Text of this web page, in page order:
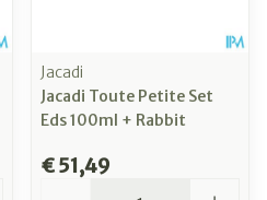
Jacadi
Jacadi Toute Petite Set
Eds 100ml + Rabbit
€ 51,49